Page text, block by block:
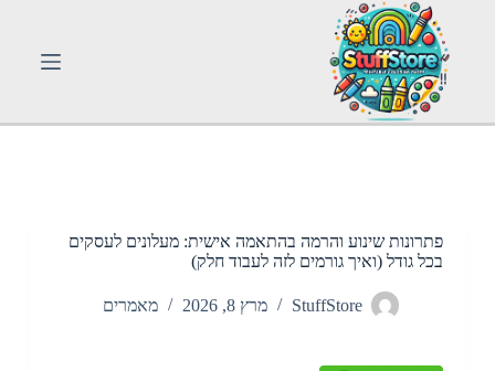
o
פתרונות שינוע והרמה בהתאמה אישית: מעלונים לעסקים
בכל גודל (ואיך גורמים לזה לעבוד חלק)
StuffStore מרץ 8, 2026 מאמרים